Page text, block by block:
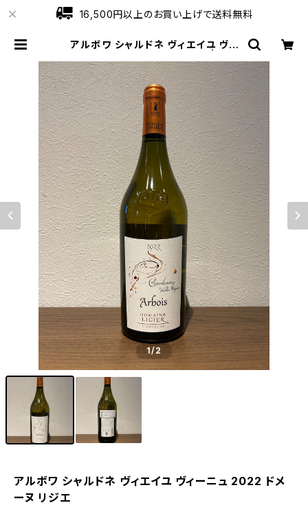
16,500円以上のお買い上げで送料無料
アルボワ シャルドネ ヴィエイユ ヴィ
ンショップローブ
1/2
アルボワ シャルドネ ヴィエイユ ヴィーニュ 2022 ドメ
ーヌ リジエ